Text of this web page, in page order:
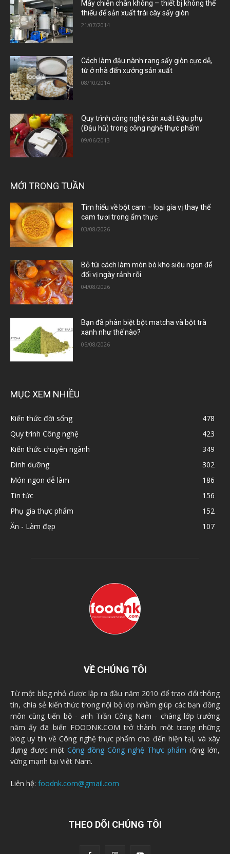
Máy chiên chân không – thiết bị không thể
thiếu để sản xuất trái cây sấy giòn
21/07/2014
Cách làm đậu nành rang sấy giòn cực dễ,
từ ở nhà đến xưởng sản xuất
08/10/2014
Quy trình công nghệ sản xuất Đậu phụ
(Đậu hũ) trong công nghệ thực phẩm
09/06/2013
MỚI TRONG TUẦN
Tìm hiểu về bột cam – loại gia vị thay thế
cam tươi trong ẩm thực
03/08/2026
Bỏ túi cách làm món bò kho siêu ngon để
đổi vị ngày rảnh rỗi
04/08/2026
Bạn đã phân biệt bột matcha và bột trà
xanh như thế nào?
05/08/2026
MỤC XEM NHIỀU
Kiến thức đời sống
478
Quy trình Công nghệ
423
Kiến thức chuyên ngành
349
Dinh dưỡng
302
Món ngon dễ làm
186
Tin tức
156
Phụ gia thực phẩm
152
Ăn - Làm đẹp
107
VỀ CHÚNG TÔI
Từ một blog nhỏ được lập ra đầu năm 2010 để trao đổi thông
tin, chia sẻ kiến thức trong nội bộ lớp nhằm giúp các bạn đồng
môn cùng tiến bộ - anh Trần Công Nam - chàng lớp trưởng
năm ấy đã biến FOODNK.COM trở thành một trong những
blog uy tín về Công nghệ thực phẩm cho đến hiện tại, và xây
dựng được một Cộng đồng Công nghệ Thực phẩm rộng lớn,
vững mạnh tại Việt Nam.
Liên hệ: foodnk.com@gmail.com
THEO DÕI CHÚNG TÔI